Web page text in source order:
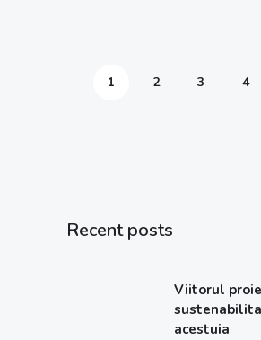
1 2 3 4
Recent posts
Viitorul
acestuia